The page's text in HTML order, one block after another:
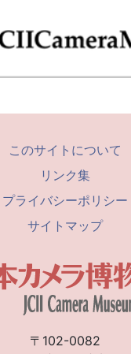
このサイトについて
リンク集
プライバシーポリシー
サイトマップ
〒102-0082